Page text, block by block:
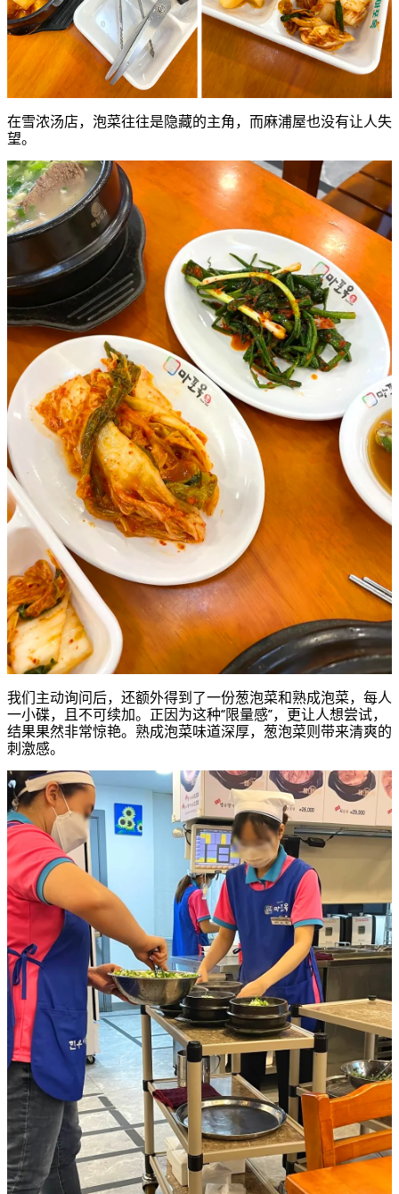
在雪浓汤店，泡菜往往是隐藏的主角，而麻浦屋也没有让人失
望。
我们主动询问后，还额外得到了一份葱泡菜和熟成泡菜，每人
一小碟，且不可续加。正因为这种“限量感”，更让人想尝试，
结果果然非常惊艳。熟成泡菜味道深厚，葱泡菜则带来清爽的
刺激感。